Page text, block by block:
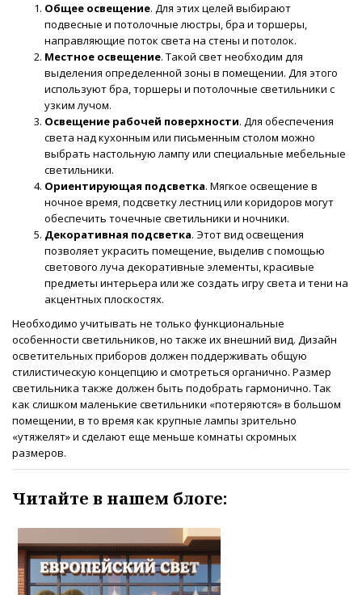
Общее освещение. Для этих целей выбирают
подвесные и потолочные люстры, бра и торшеры,
направляющие поток света на стены и потолок.
Местное освещение. Такой свет необходим для
выделения определенной зоны в помещении. Для этого
используют бра, торшеры и потолочные светильники с
узким лучом.
Освещение рабочей поверхности. Для обеспечения
света над кухонным или письменным столом можно
выбрать настольную лампу или специальные мебельные
светильники.
Ориентирующая подсветка. Мягкое освещение в
ночное время, подсветку лестниц или коридоров могут
обеспечить точечные светильники и ночники.
Декоративная подсветка. Этот вид освещения
позволяет украсить помещение, выделив с помощью
светового луча декоративные элементы, красивые
предметы интерьера или же создать игру света и тени на
акцентных плоскостях.
Необходимо учитывать не только функциональные
особенности светильников, но также их внешний вид. Дизайн
осветительных приборов должен поддерживать общую
стилистическую концепцию и смотреться органично. Размер
светильника также должен быть подобрать гармонично. Так
как слишком маленькие светильники «потеряются» в большом
помещении, в то время как крупные лампы зрительно
«утяжелят» и сделают еще меньше комнаты скромных
размеров.
Читайте в нашем блоге: